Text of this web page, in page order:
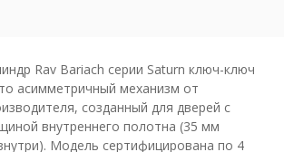
Rav Bariach серии Saturn ключ-ключ
асимметричный механизм от
созданный для дверей с
внутреннего полотна (35 мм
Модель сертифицирована по 4